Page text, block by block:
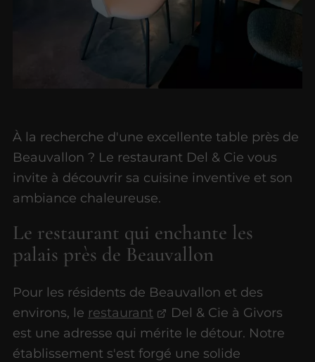
À la recherche d'une excellente table près de
Beauvallon ? Le restaurant Del & Cie vous
invite à découvrir sa cuisine inventive et son
ambiance chaleureuse.
Le restaurant qui enchante les
palais près de Beauvallon
Pour les résidents de Beauvallon et des
environs, le restaurant
Del & Cie à Givors
est une adresse qui mérite le détour. Notre
établissement s'est forgé une solide